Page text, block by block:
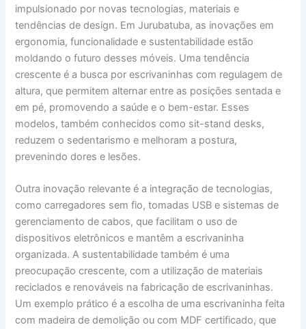
impulsionado por novas tecnologias, materiais e
tendências de design. Em Jurubatuba, as inovações em
ergonomia, funcionalidade e sustentabilidade estão
moldando o futuro desses móveis. Uma tendência
crescente é a busca por escrivaninhas com regulagem de
altura, que permitem alternar entre as posições sentada e
em pé, promovendo a saúde e o bem-estar. Esses
modelos, também conhecidos como sit-stand desks,
reduzem o sedentarismo e melhoram a postura,
prevenindo dores e lesões.
Outra inovação relevante é a integração de tecnologias,
como carregadores sem fio, tomadas USB e sistemas de
gerenciamento de cabos, que facilitam o uso de
dispositivos eletrônicos e mantêm a escrivaninha
organizada. A sustentabilidade também é uma
preocupação crescente, com a utilização de materiais
reciclados e renováveis na fabricação de escrivaninhas.
Um exemplo prático é a escolha de uma escrivaninha feita
com madeira de demolição ou com MDF certificado, que